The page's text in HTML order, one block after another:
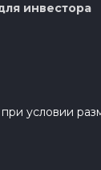
инвестора
условии